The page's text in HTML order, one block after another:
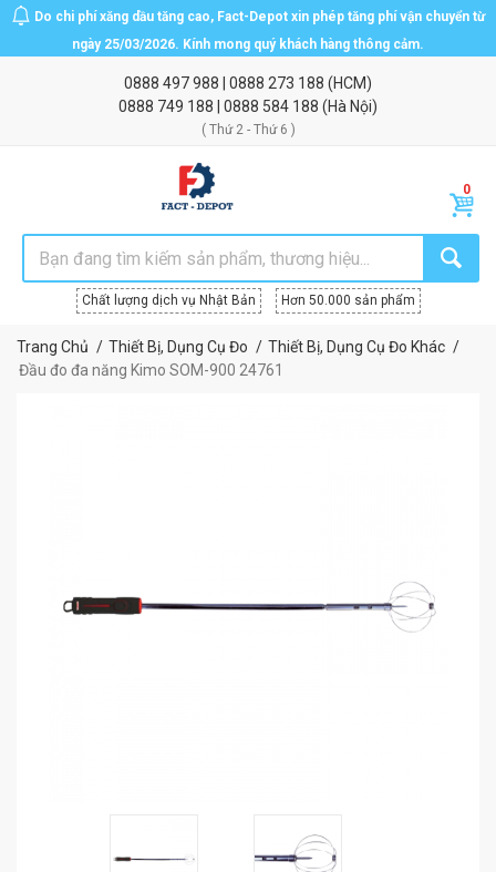
Do chi phí xăng dầu tăng cao, Fact-Depot xin phép tăng phí vận chuyển từ
ngày 25/03/2026. Kính mong quý khách hàng thông cảm.
0888 497 988 0888 273 188 (HCM)
0888 749 188
0888 584 188 (Hà Nội)
( Thứ 2 - Thứ 6 )
Chất lượng dịch vụ Nhật Bản Hơn 50.000 sản phẩm
Trang Chủ Thiết Bị, Dụng Cụ Đo
Thiết Bị, Dụng Cụ Đo Khác
Đầu đo đa năng Kimo SOM-900 24761